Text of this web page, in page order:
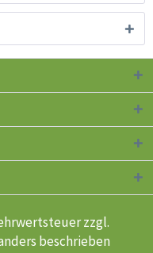
zzgl.
beschrieben